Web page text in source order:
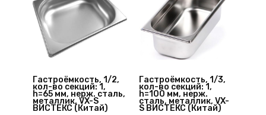
Гастроёмкость, 1/2,
кол-во секций: 1,
h=65 мм, нерж. сталь,
металлик, VX-S
ВИСТЕКС (Китай)
Гастроёмкость, 1/3,
кол-во секций: 1,
h=100 мм, нерж.
сталь, металлик, VX-
S ВИСТЕКС (Китай)